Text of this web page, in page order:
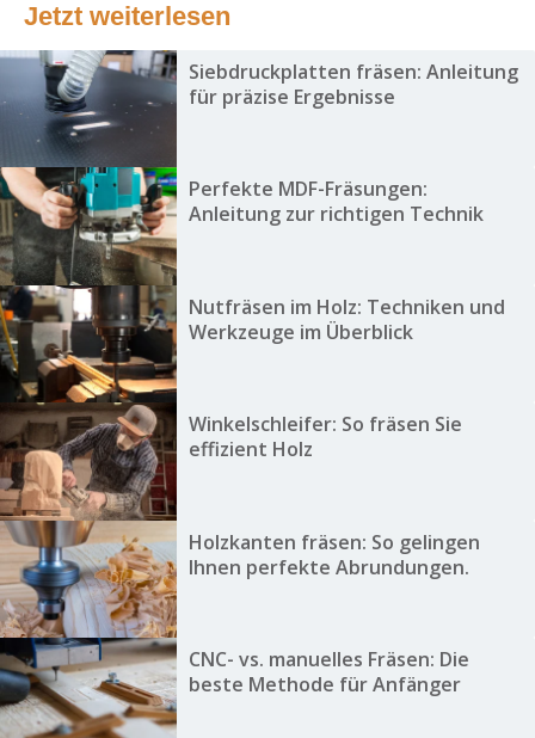
Jetzt weiterlesen
Siebdruckplatten fräsen: Anleitung
für präzise Ergebnisse
Perfekte MDF-Fräsungen:
Anleitung zur richtigen Technik
Nutfräsen im Holz: Techniken und
Werkzeuge im Überblick
Winkelschleifer: So fräsen Sie
effizient Holz
Holzkanten fräsen: So gelingen
Ihnen perfekte Abrundungen.
CNC- vs. manuelles Fräsen: Die
beste Methode für Anfänger